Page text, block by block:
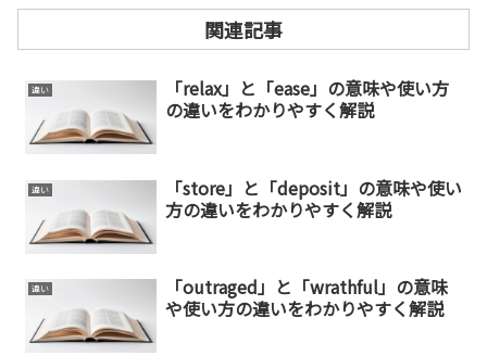
関連記事
違い
「relax」と「ease」の意味や使い方
の違いをわかりやすく解説
違い
「store」と「deposit」の意味や使い
方の違いをわかりやすく解説
違い
「outraged」と「wrathful」の意味
や使い方の違いをわかりやすく解説